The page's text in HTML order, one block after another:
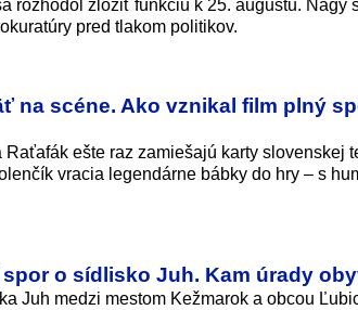
rozhodol zložiť funkciu k 25. augustu. Nagy
pred tlakom politikov.
na scéne. Ako vznikal film plný
ešte raz zamiešajú karty slovenskej
vracia legendárne bábky do hry – s
o sídlisko Juh. Kam úrady
Juh medzi mestom Kežmarok a obcou